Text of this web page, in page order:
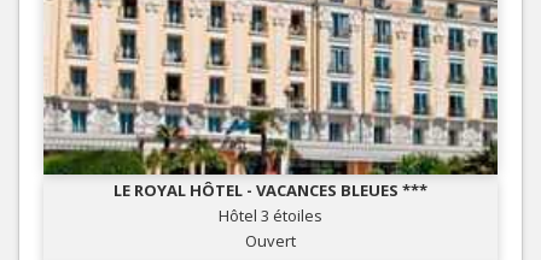
LE ROYAL HÔTEL - VACANCES BLEUES ***
Hôtel 3 étoiles
Ouvert